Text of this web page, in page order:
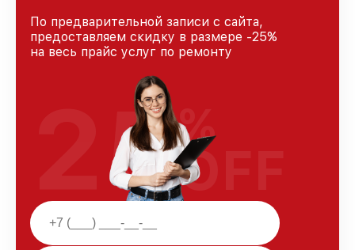
По предварительной записи с сайта,
предоставляем скидку в размере -25%
на весь прайс услуг по ремонту
25%
OFF